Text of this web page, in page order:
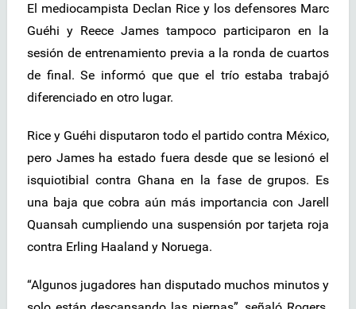
El mediocampista Declan Rice y los defensores Marc
Guéhi y Reece James tampoco participaron en la
sesión de entrenamiento previa a la ronda de cuartos
de final. Se informó que que el trío estaba trabajó
diferenciado en otro lugar.
Rice y Guéhi disputaron todo el partido contra México,
pero James ha estado fuera desde que se lesionó el
isquiotibial contra Ghana en la fase de grupos. Es
una baja que cobra aún más importancia con Jarell
Quansah cumpliendo una suspensión por tarjeta roja
contra Erling Haaland y Noruega.
“Algunos jugadores han disputado muchos minutos y